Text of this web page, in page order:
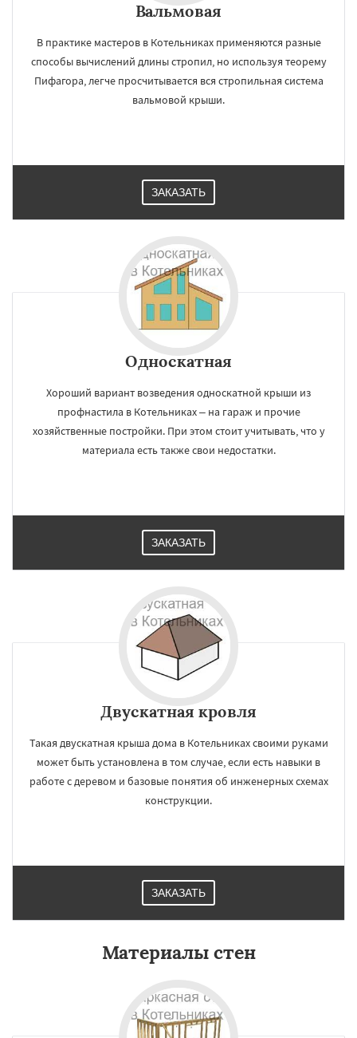
Вальмовая
В практике мастеров в Котельниках применяются разные
способы вычислений длины стропил, но используя теорему
Пифагора, легче просчитывается вся стропильная система
вальмовой крыши.
ЗАКАЗАТЬ
Односкатная
Хороший вариант возведения односкатной крыши из
профнастила в Котельниках – на гараж и прочие
хозяйственные постройки. При этом стоит учитывать, что у
материала есть также свои недостатки.
ЗАКАЗАТЬ
Двускатная кровля
Такая двускатная крыша дома в Котельниках своими руками
может быть установлена в том случае, если есть навыки в
работе с деревом и базовые понятия об инженерных схемах
конструкции.
ЗАКАЗАТЬ
Материалы стен